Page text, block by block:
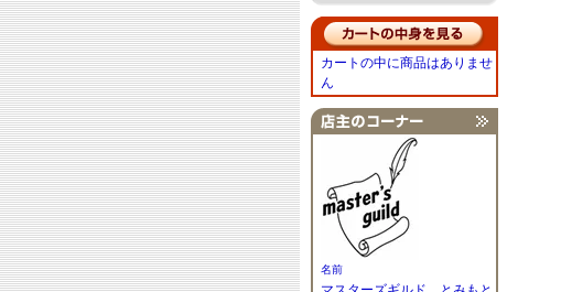
カートの中に商品はありませ
ん
名前